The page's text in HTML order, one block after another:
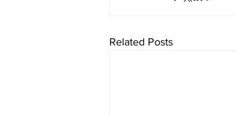
Related Posts